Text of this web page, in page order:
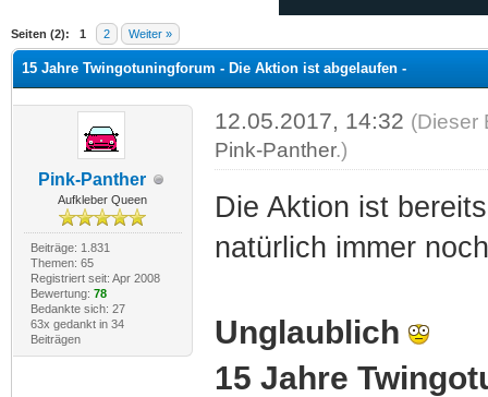
Seiten (2): 1 2 Weiter »
Durchschnitt
15 Jahre Twingotuningforum - Die Aktion ist abgelaufen -
Pink-Panther
Aufkleber Queen
Beiträge: 1.831
Themen: 65
Registriert seit: Apr 2008
Bewertung: 78
Bedankte sich: 27
63x gedankt in 34
Beiträgen
12.05.2017, 14:32 (Dieser
Pink-Panther.)
Die Aktion ist
natürlich immer
Unglaublich
15 Jahre